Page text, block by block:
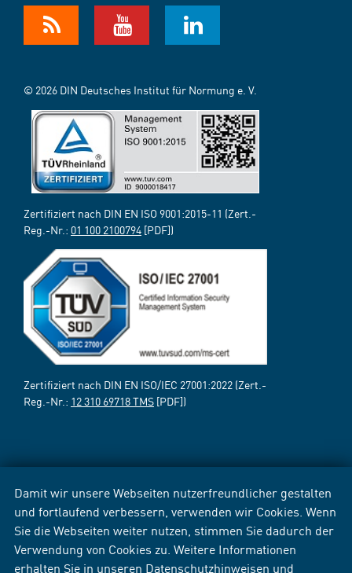
Damit wir unsere Webseiten nutzerfreundlicher gestalten
und fortlaufend verbessern, verwenden wir Cookies. Wenn
Sie die Webseiten weiter nutzen, stimmen Sie dadurch der
Verwendung von Cookies zu. Weitere Informationen
erhalten Sie in unseren Datenschutzhinweisen und
© 2026 DIN Deutsches Institut für Normung e. V.
Zertifiziert nach DIN EN ISO 9001:2015-11 (Zert.-
Reg.-Nr.: 01 100 2100794 [PDF])
Zertifiziert nach DIN EN ISO/IEC 27001:2022 (Zert.-
Reg.-Nr.: 12 310 69718 TMS [PDF])